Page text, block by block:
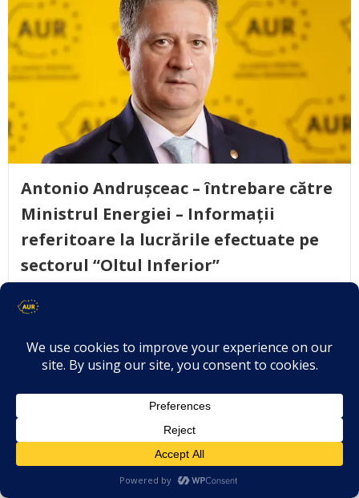
Antonio Andrușceac – întrebare către
Ministrul Energiei – Informații
referitoare la lucrările efectuate pe
sectorul “Oltul Inferior”
Energiei De la: Antonio ANDRUȘCEAC, Deputat […]
Citește mai mult..